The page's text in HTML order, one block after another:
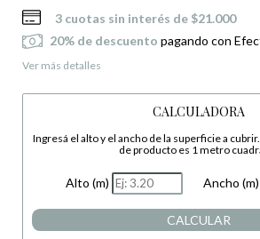
3 cuotas sin interés de $21.000
20% de descuento pagando con
Ver más detalles
CALCULADORA
Ingresá el alto y el ancho de la superficie a
de producto es 1 metro
Alto (m) Ancho (m)
CALCULAR